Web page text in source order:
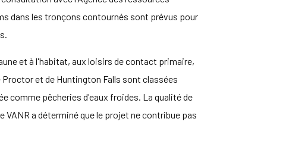
dans les tronçons contournés sont prévus pour
et à l'habitat, aux loisirs de contact primaire,
et de Huntington Falls sont classées
comme pêcheries d'eaux froides. La qualité de
a déterminé que le projet ne contribue pas